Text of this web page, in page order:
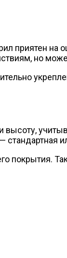
приятен на
но
высоту,
покрытия.